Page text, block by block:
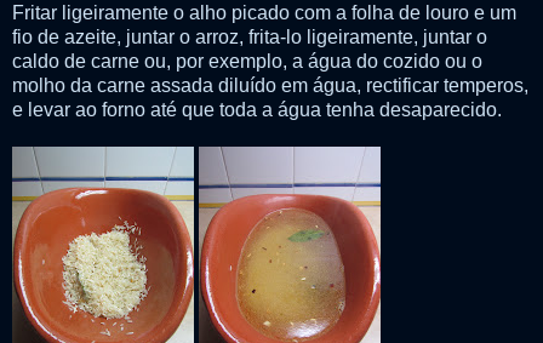
Fritar ligeiramente o alho picado com a folha de louro e um
fio de azeite, juntar o arroz, frita-lo ligeiramente, juntar o
caldo de carne ou, por exemplo, a água do cozido ou o
molho da carne assada diluído em água, rectificar temperos,
e levar ao forno até que toda a água tenha desaparecido.